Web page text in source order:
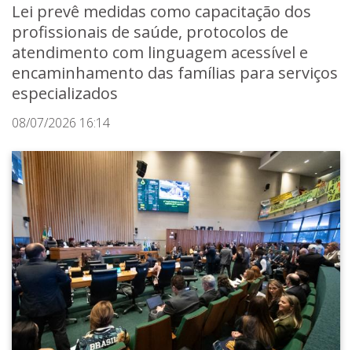
Lei prevê medidas como capacitação dos
profissionais de saúde, protocolos de
atendimento com linguagem acessível e
encaminhamento das famílias para serviços
especializados
08/07/2026 16:14